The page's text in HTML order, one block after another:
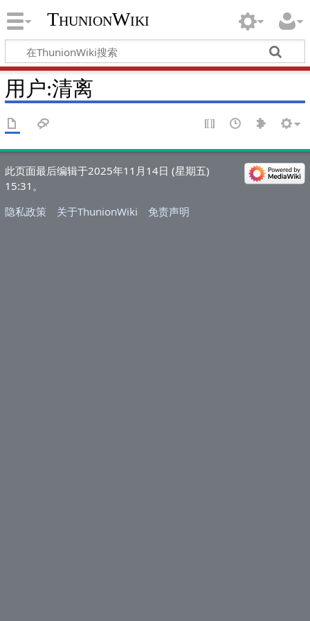
ThunionWiki
用户:清离
此页面最后编辑于2025年11月14日 (星期五)
15:31。
隐私政策
关于ThunionWiki 免责声明